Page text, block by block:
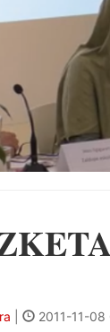
2011-11-